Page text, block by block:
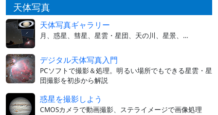
天体写真
天体写真ギャラリー
月、惑星、彗星、星雲・星団、天の川、星景、…
デジタル天体写真入門
PCソフトで撮影＆処理。明るい場所でもできる星雲・星
団撮影を初歩から解説
惑星を撮影しよう
CMOSカメラで動画撮影、ステライメージで画像処理